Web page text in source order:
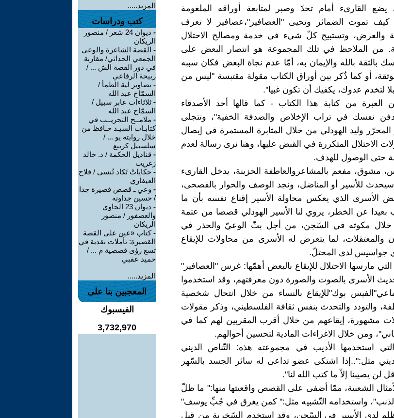
يضع القارىء أمام تحدّ وصبر لمتابعة أوراقه الملغومة
كيف تموت الضمائر وتحيى "العصافير"،عصافير لا تعرف
والعرض، وتستبيح كلّ شيء في خدمة ومصالح الاحتلال
من الملاحظ في تلك المجموعة هو انتصار البعض على
بالثقة بالله والإيمان به، أمّا عدم نجاة البعض فكان سببه
أو كما ذُكر بين أوراق الكتاب مقولة مقتبسة "ليس من
لتخدم عدوك، يكفيك أن تكون غبيا".
العبرة من كتابة هذا الكتاب - كما قالها أحد الأصدقاء
نفسك في تراب الإخلاص والصدفة الخفية"، وتتجلى
وليد الهودلي من خلال المثابرة المستمرة في إيصال
الاحتلال المتكررة في القبض عليها، وهنا نرى رسالة لعدم
حتى الوصول للهدف.
مشوق، مفعم بالمشاعروالعاطفة الحزينة، يدخل القارىء
للأسير أو المناضل، ونجد الوصف والحوار بالفصحى،
الأسرى الذي يعكس محاولة الأسير إقناع نفسه بأن ما
عن الخطر، يروي لنا الأسير الهودلي قصصا من عتمة
خلال مكوثه في السّجن، من أجل بثّ الوعيّ والحذر في
والمعتقلات، لما يتعرض له الأسرى من محاولات للإيقاع
جواسيس لدى المحتلّ.
مارسها الاحتلال للإيقاع بالبعض أهمّها: غرس "العصافير"
الأسرى بالصوت والصورة دون معرفتهم، وقد استخدموا
بوك"للإيقاع بالنساء من خلال انتحال شخصية
والتودد والتحدث بنفس ثقافة الفلسطيني، وذكر مقولات
مشهورة، إيقاعهم من خلال أقرب المقربين لهم كما في
ومن خلال الاغراءات المادية لتحسين أحوالهم.
استخدمها الأديب في مجموعته هذه: التّناص الديني
مثل:"..إذا اشتكى عضو تداعى له سائر الجسد بالسّهر
يصيبنا إلاّ ما كتب الله لنا".
الشعبية، ممّا أضفى على القصص واقعيتها منها:" ما ظلّ
واستخدامه التّشبيه مثل:" كمن يغرق في جُبِّ يوسف"
لدى الأسير في السّجن، وقد استخدم السّخرية من قبل
المزيد.....
كتب ودراسات
-
ديوان 24 شعر / منصور
الريكان
- القصة الشاعرة والوعي
الجمعي الحداثي/ مقاربة
في دور القصة الش ... /
ربيحة الرفاعي
- تصاوير لية الظمأ /
السمّاح عبد الله
- ثلاثاءات عابر سبيل /
السمّاح عبد الله
- ملامــح التجريــب في
كتابـات السيـد حـافظ من
خلال روايته يو ... /
سلسبيل كريبع
- قناديل الحكمة / د. خالد
زغريت
- حكاياتْ تَكاد تُنسى / فلاح
العيفاري
- وعي ـ قصص قصيرة جدا
/ حسين جداونه
-
ديوان 23 الحاوي
والعصفور / منصور
الريكان
-كتاب «عين على القصة
القصيرة: تأملات نقدية في
تسع رؤى قصصية م ... /
حميد عقبي
المزيد.....
المعجبين بنا على
الفيسبوك
3,732,970